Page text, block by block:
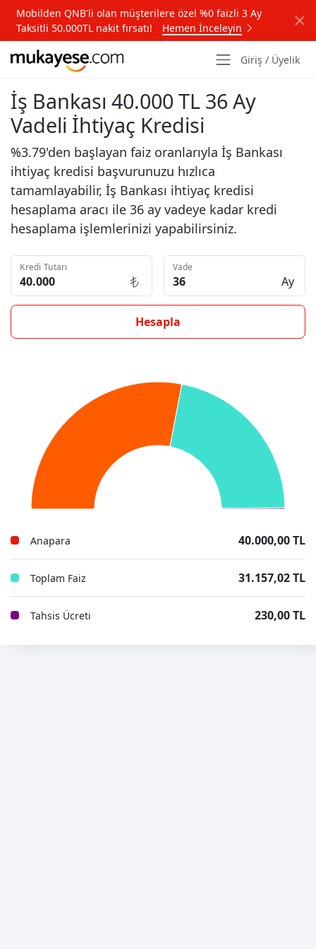
Mobilden QNB'li olan müşterilere özel %0 faizli 3 Ay
Taksitli 50.000TL nakit fırsatı!
Hemen İnceleyin
Giriş / Üyelik
İş Bankası 40.000 TL 36 Ay
Vadeli İhtiyaç Kredisi
%3.79'den başlayan faiz oranlarıyla İş Bankası
ihtiyaç kredisi başvurunuzu hızlıca
tamamlayabilir, İş Bankası ihtiyaç kredisi
hesaplama aracı ile 36 ay vadeye kadar kredi
hesaplama işlemlerinizi yapabilirsiniz.
Kredi Tutarı Vade
Ay
Hesapla
Anapara 40.000,00 TL
Toplam Faiz 31.157,02 TL
Tahsis Ücreti 230,00 TL